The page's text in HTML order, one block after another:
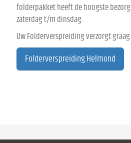
folderpakket heeft de hoogste
zaterdag t/m dinsdag.
Uw Folderverspreiding verzorgt
Folderverspreiding Helmond